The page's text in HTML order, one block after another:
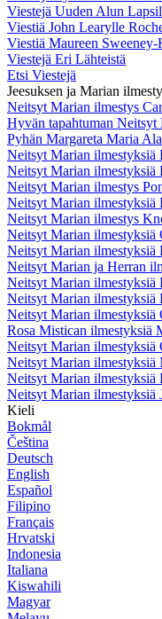
Viestejä Uuden Alun
Viestiä John Learylle
Viestiä Maureen
Viestejä Eri Lähteistä
Etsi Viestejä
Jeesuksen ja Marian
Neitsyt Marian ilmestys
Hyvän tapahtuman Neitsyt
Pyhän Margareta Maria
Neitsyt Marian ilmestyksiä
Neitsyt Marian ilmestyksiä
Neitsyt Marian ilmestys
Neitsyt Marian ilmestyksiä
Neitsyt Marian ilmestys
Neitsyt Marian ilmestyksiä
Neitsyt Marian ilmestyksiä
Neitsyt Marian ja Herran
Neitsyt Marian ilmestyksiä
Neitsyt Marian ilmestyksiä
Neitsyt Marian ilmestyksiä
Rosa Mistican ilmestyksiä
Neitsyt Marian ilmestyksiä
Neitsyt Marian ilmestyksiä
Neitsyt Marian ilmestyksiä
Neitsyt Marian ilmestyksiä
Kieli
Bokmål
Čeština
Deutsch
English
Español
Filipino
Français
Hrvatski
Indonesia
Italiana
Kiswahili
Magyar